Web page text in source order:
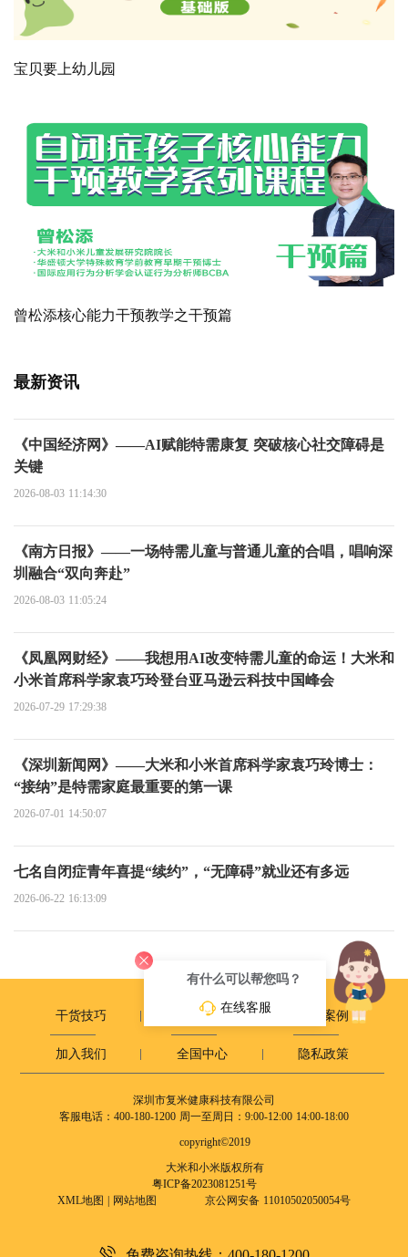
宝贝要上幼儿园
曾松添核心能力干预教学之干预篇
最新资讯
《中国经济网》——AI赋能特需康复 突破核心社交障碍是
关键
2026-08-03 11:14:30
《南方日报》——一场特需儿童与普通儿童的合唱，唱响深
圳融合“双向奔赴”
2026-08-03 11:05:24
《凤凰网财经》——我想用AI改变特需儿童的命运！大米和
小米首席科学家袁巧玲登台亚马逊云科技中国峰会
2026-07-29 17:29:38
《深圳新闻网》——大米和小米首席科学家袁巧玲博士：
“接纳”是特需家庭最重要的第一课
2026-07-01 14:50:07
七名自闭症青年喜提“续约”，“无障碍”就业还有多远
2026-06-22 16:13:09
干货技巧 政策动态 成长案例
加入我们 全国中心 隐私政策
深圳市复米健康科技有限公司
客服电话：400-180-1200 周一至周日：9:00-12:00 14:00-18:00
copyright©2019
大米和小米版权所有
粤ICP备2023081251号
XML地图
网站地图 京公网安备 11010502050054号
有什么可以帮您吗？
在线客服